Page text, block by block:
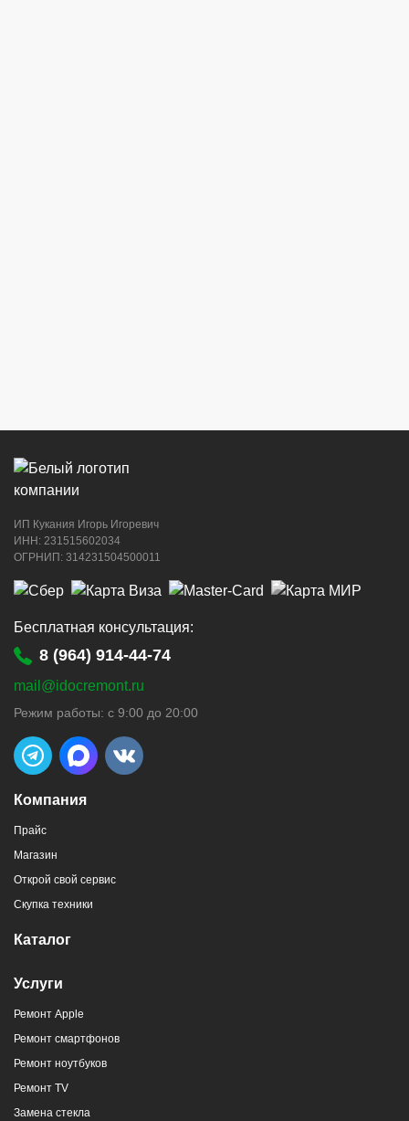
г. Новороссийск, ул. Котанова, 4
8 (964) 914-44-74
8 (964) 914-44-74
8 (964) 914-44-74
г. Новороссийск, ул. Героев Десантников,
2/4
8 (964) 914-44-74
ИП Кукания Игорь Игоревич
ИНН: 231515602034
ОГРНИП: 314231504500011
Компания
Прайс
Магазин
Открой свой сервис
Скупка техники
Каталог
Услуги
Ремонт Apple
Ремонт смартфонов
Ремонт ноутбуков
Ремонт TV
Замена стекла
Бесплатная консультация:
8 (964) 914-44-74
mail@idocremont.ru
Режим работы: с 9:00 до 20:00